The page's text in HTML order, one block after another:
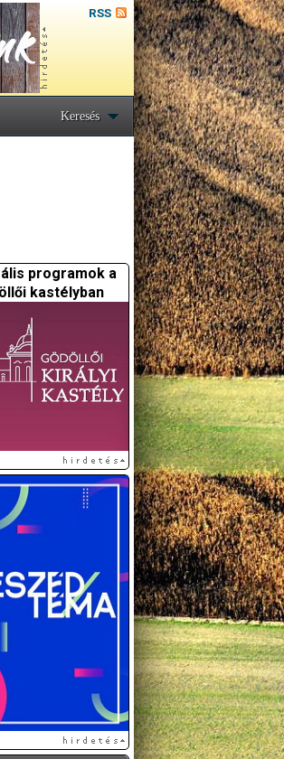
RSS
Keresés
programok a
kastélyban